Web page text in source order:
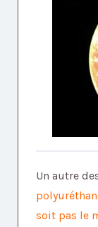
Un autre
soit pas le